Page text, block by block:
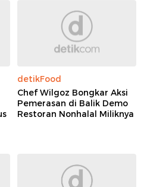
detikFood
Chef Wilgoz Bongkar Aksi
Pemerasan di Balik Demo
Restoran Nonhalal Miliknya